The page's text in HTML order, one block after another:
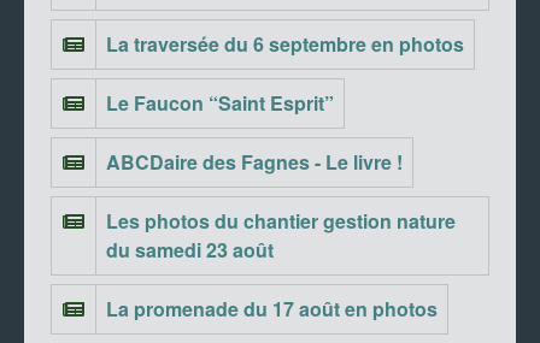
La traversée du 6 septembre en photos
Le Faucon “Saint Esprit”
ABCDaire des Fagnes - Le livre !
Les photos du chantier gestion nature
du samedi 23 août
La promenade du 17 août en photos